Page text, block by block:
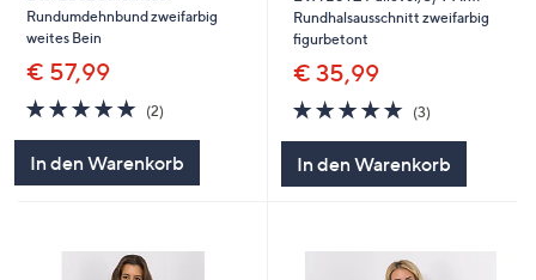
Rundumdehnbund zweifarbig
weites Bein
€ 57,99
5.0
von
(2)2
In den Warenkorb
Rundhalsausschnitt zweifarbig
figurbetont
€ 35,99
5.0
von
(3)3
In den Warenkorb